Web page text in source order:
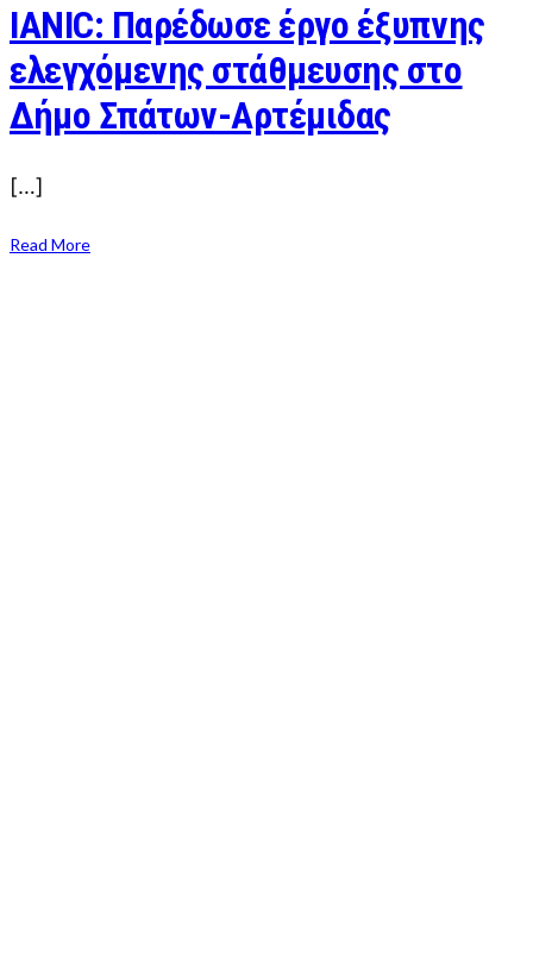
IANIC: Παρέδωσε έργο έξυπνης
ελεγχόμενης στάθμευσης στο
Δήμο Σπάτων-Αρτέμιδας
[…]
Read More